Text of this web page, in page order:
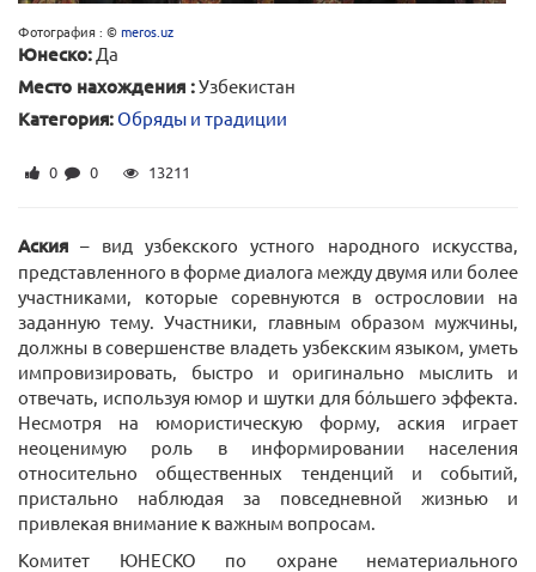
Фотография : ©meros.uz
Юнеско: Да
Место нахождения :Узбекистан
Категория:Обряды и традиции
0 0 13211
Аския – вид узбекского устного народного искусства,
представленного в форме диалога между двумя или более
участниками, которые соревнуются в острословии на
заданную тему. Участники, главным образом мужчины,
должны в совершенстве владеть узбекским языком, уметь
импровизировать, быстро и оригинально мыслить и
отвечать, используя юмор и шутки для бόльшего эффекта.
Несмотря на юмористическую форму, аския играет
неоценимую роль в информировании населения
относительно общественных тенденций и событий,
пристально наблюдая за повседневной жизнью и
привлекая внимание к важным вопросам.
Комитет ЮНЕСКО по охране нематериального